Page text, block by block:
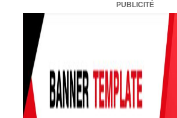
PUBLICITÉ